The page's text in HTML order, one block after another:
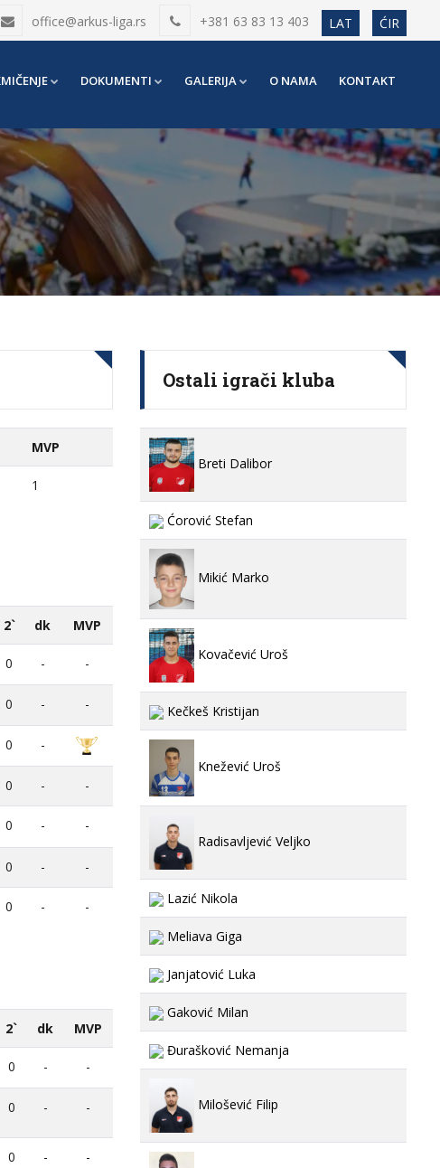
office@arkus-liga.rs +381 63 83 13 403 LAT ĆIR
DOKUMENTI GALERIJA O NAMA KONTAKT
MVP
1
2` dk MVP
0 - -
0 - -
0 -
0 - -
0 - -
0 - -
0 - -
2` dk MVP
0 - -
0 - -
0 - -
Ostali igrači kluba
Breti Dalibor
Ćorović Stefan
Mikić Marko
Kovačević Uroš
Kečkeš Kristijan
Knežević Uroš
Radisavljević Veljko
Lazić Nikola
Meliava Giga
Janjatović Luka
Gaković Milan
Đurašković Nemanja
Milošević Filip